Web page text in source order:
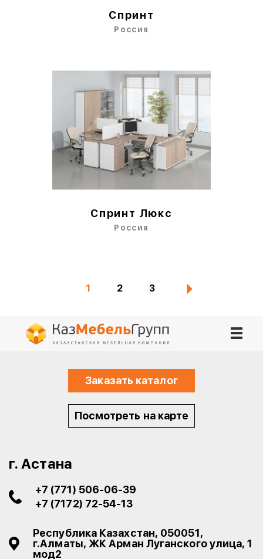
Спринт
Россия
Спринт Люкс
Россия
1 2 3
Заказать каталог
Посмотреть на карте
г. Астана
+7 (771) 506-06-39
+7 (7172) 72-54-13
Республика Казахстан, 050051,
г.Алматы, ЖК Арман​ Луганского улица, 1
мод2